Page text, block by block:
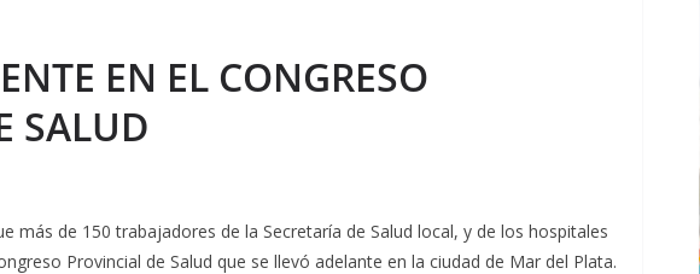
EN EL CONGRESO
SALUD
más de 150 trabajadores de la Secretaría de Salud local, y de los hospitales
Provincial de Salud que se llevó adelante en la ciudad de Mar del Plata.